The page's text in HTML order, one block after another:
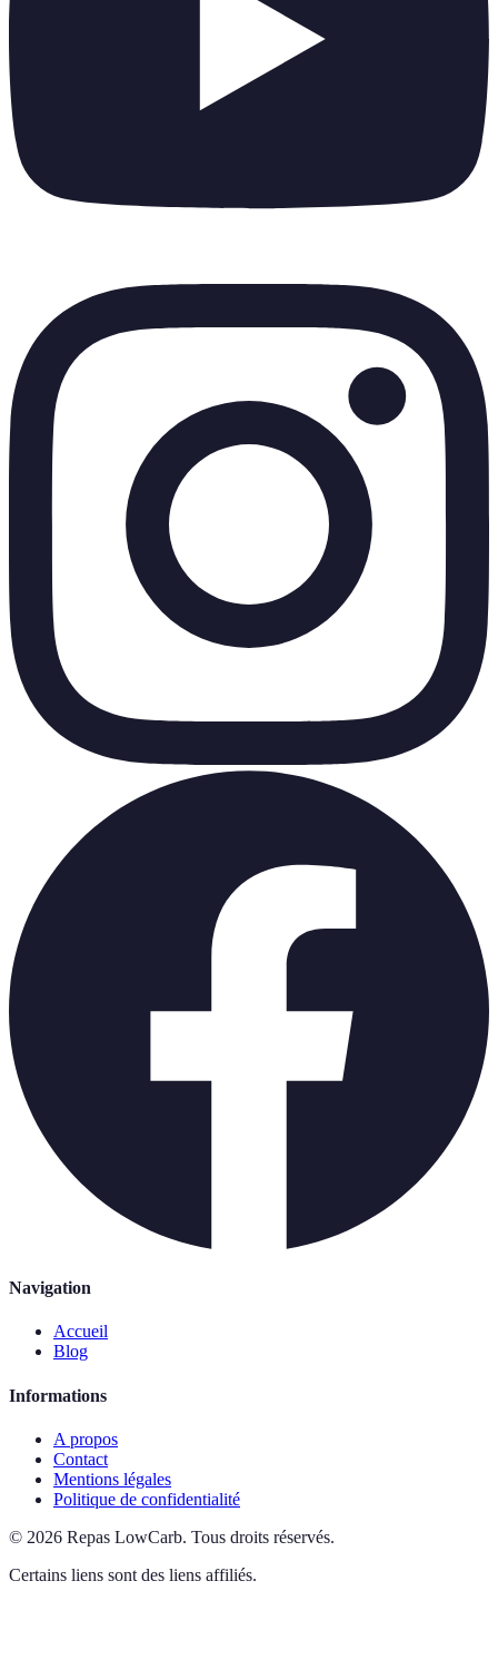
Navigation
Accueil
Blog
Informations
A propos
Contact
Mentions légales
Politique de confidentialité
© 2026 Repas LowCarb. Tous droits réservés.
Certains liens sont des liens affiliés.